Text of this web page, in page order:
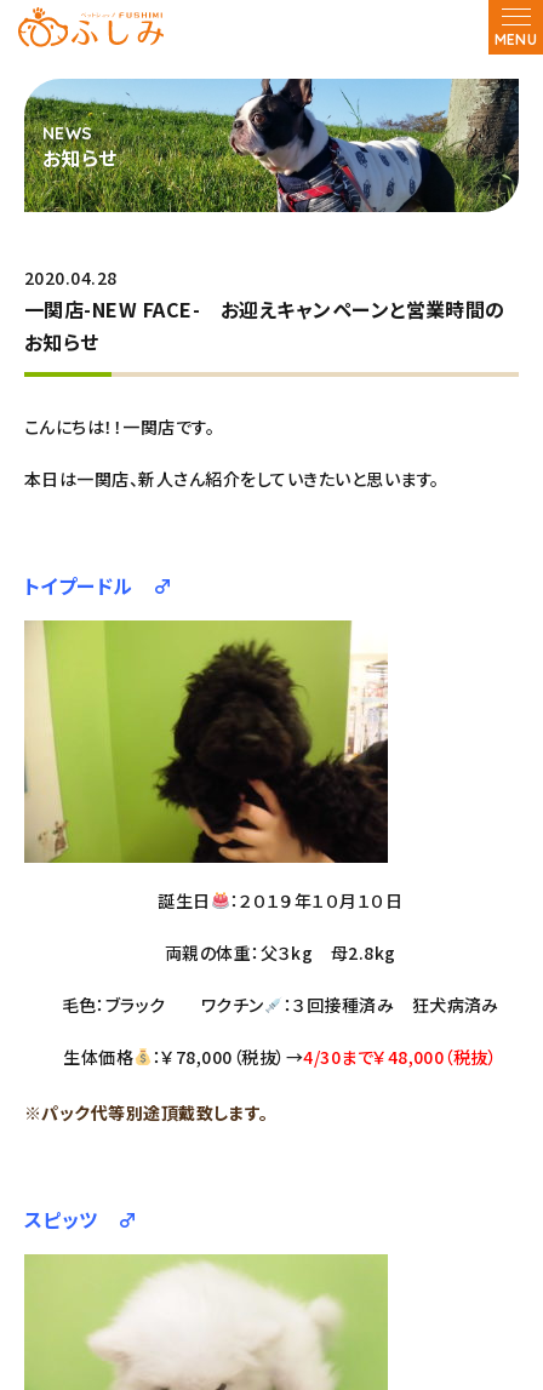
MENU
お知らせ
2020.04.28
一関店-NEW FACE- お迎えキャンペーンと営業時間の
お知らせ
こんにちは！！一関店です。
本日は一関店、新人さん紹介をしていきたいと思います。
トイプードル ♂
誕生日 ：２０１９年１０月１０日
両親の体重：父３kg 母2.8kg
毛色：ブラック ワクチン ：３回接種済み 狂犬病済み
生体価格 ：￥78,000（税抜）→4/30まで￥48,000（税抜）
※パック代等別途頂戴致します。
スピッツ ♂